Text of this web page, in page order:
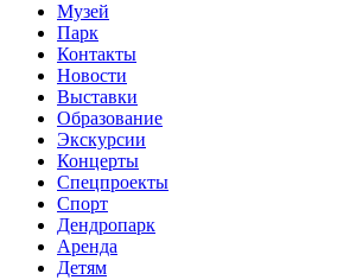
Музей
Парк
Контакты
Новости
Выставки
Образование
Экскурсии
Концерты
Спецпроекты
Спорт
Дендропарк
Аренда
Детям